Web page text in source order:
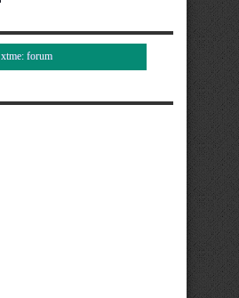
xtme: forum